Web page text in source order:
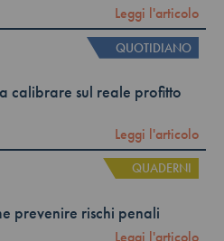
Leggi l'articolo
QUOTIDIANO
calibrare sul reale profitto
Leggi l'articolo
QUADERNI
prevenire rischi penali
Leggi l'articolo